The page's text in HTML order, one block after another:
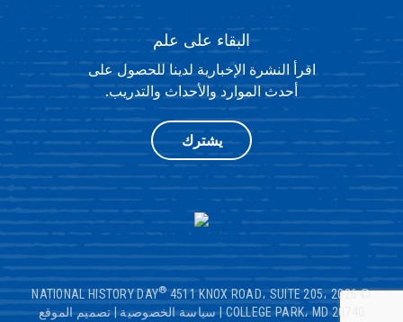
البقاء على علم
اقرأ النشرة الإخبارية لدينا للحصول على
أحدث الموارد والأحداث والتدريب.
يشترك
© 2026 NATIONAL HISTORY DAY
® 4511 KNOX ROAD، SUITE 205،
COLLEGE PARK، MD 20740|سياسة الخصوصية|تصميم الموقع